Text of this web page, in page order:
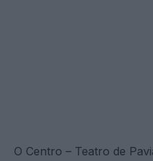
O Centro – Teatro de